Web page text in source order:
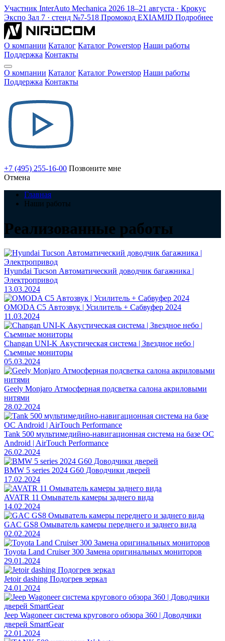
Участник InterAuto Mechanica 2026 18–21 августа · Крокус
Экспо Зал 7 · стенд №7-518 Промокод EXIAMJD Подробнее
О компании Каталог Каталог Powerstop Наши работы
Поддержка Контакты
О компании Каталог Каталог Powerstop Наши работы
Поддержка Контакты
+7 (495) 255-16-00 Позвоните мне
Отмена
Главная
Наши работы
Реализованные работы
Hyundai Tucson Автоматический доводчик багажника |
Электропривод
13.03.2024
OMODA C5 Автозвук | Усилитель + Сабвуфер 2024
11.03.2024
Changan UNI-K Акустическая система | Звездное небо |
Съемные мониторы
05.03.2024
Geely Monjaro Атмосферная подсветка салона акриловыми
нитями
28.02.2024
Tank 500 мультимедийно-навигационная система на базе ОС
Android | AirTouch Performance
26.02.2024
BMW 5 series 2024 G60 Доводчики дверей
17.02.2024
AVATR 11 Омыватель камеры заднего вида
14.02.2024
GAC GS8 Омыватель камеры переднего и заднего вида
02.02.2024
Toyota Land Cruiser 300 Замена оригинальных мониторов
29.01.2024
Jetoir dashing Подогрев зеркал
24.01.2024
Jeep Wagoneer система кругового обзора 360 | Доводчики
дверей SmartGear
22.01.2024